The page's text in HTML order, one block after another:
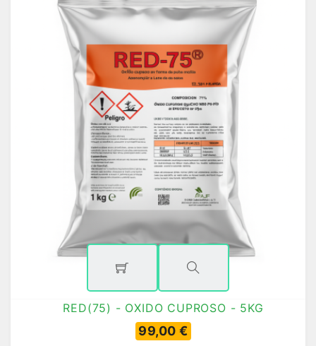
RED(75) - OXIDO CUPROSO - 5KG
99,00 €